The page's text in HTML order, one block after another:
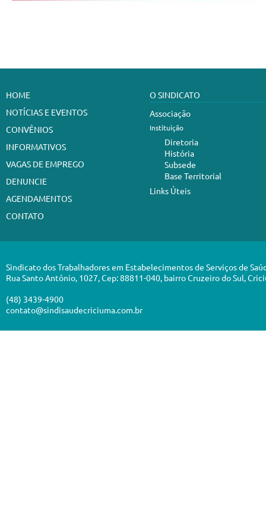
HOME
NOTÍCIAS E EVENTOS
CONVÊNIOS
INFORMATIVOS
VAGAS DE EMPREGO
DENUNCIE
AGENDAMENTOS
CONTATO
O SINDICATO
Associação
Instituição
Diretoria
História
Subsede
Base Territorial
Links Úteis
Sindicato dos Trabalhadores em Estabelecimentos de Serviços de
Rua Santo Antônio, 1027, Cep: 88811-040, bairro Cruzeiro do Sul,
(48) 3439-4900
contato@sindisaudecriciuma.com.br